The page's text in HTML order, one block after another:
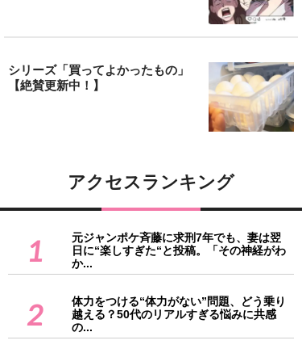
シリーズ「買ってよかったもの」
【絶賛更新中！】
アクセスランキング
1
元ジャンポケ斉藤に求刑7年でも、妻は翌
日に“楽しすぎた“と投稿。「その神経がわ
か...
2
体力をつける“体力がない”問題、どう乗り
越える？50代のリアルすぎる悩みに共感
の...